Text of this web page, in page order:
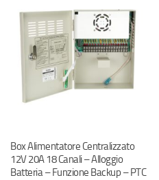
Box Alimentatore Centralizzato
12V 20A 18 Canali – Alloggio
Batteria – Funzione Backup – PTC